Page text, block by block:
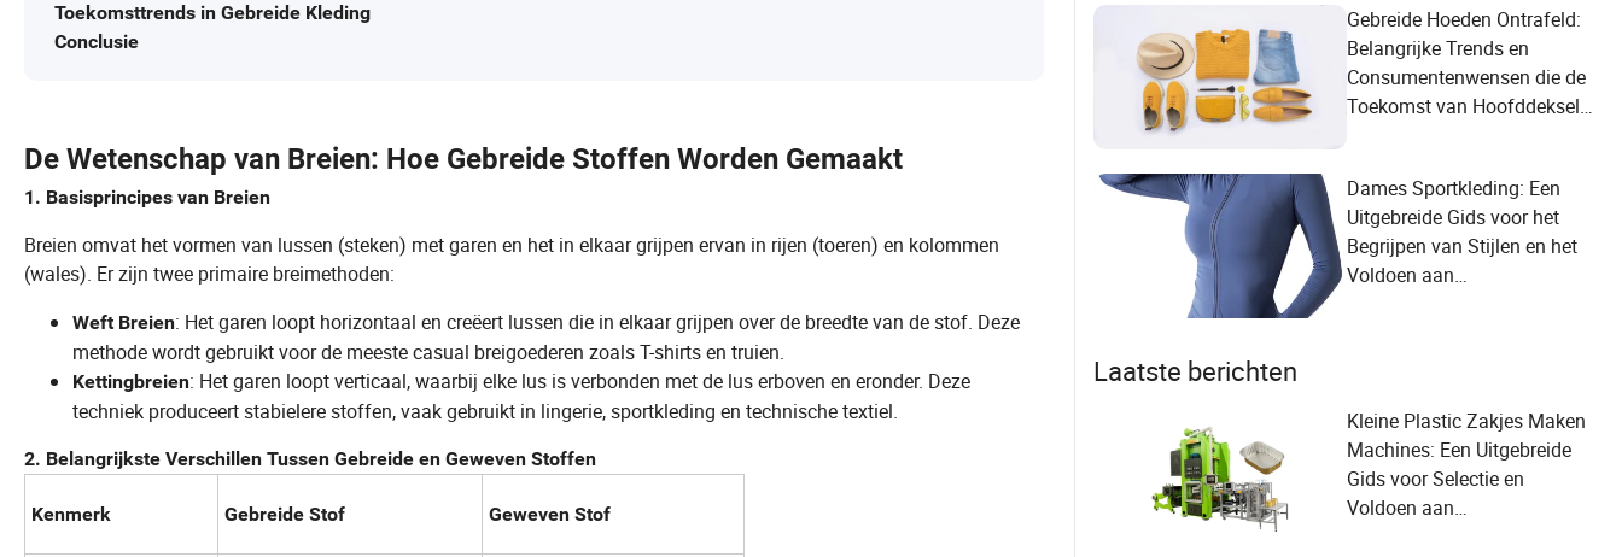
Toekomsttrends in Gebreide Kleding
Conclusie
De Wetenschap van Breien: Hoe Gebreide Stoffen Worden Gemaakt
1. Basisprincipes van Breien
Breien omvat het vormen van lussen (steken) met garen en het in elkaar grijpen ervan in rijen (toeren) en kolommen
(wales). Er zijn twee primaire breimethoden:
Weft Breien: Het garen loopt horizontaal en creëert lussen die in elkaar grijpen over de breedte van de stof. Deze
methode wordt gebruikt voor de meeste casual breigoederen zoals T-shirts en truien.
Kettingbreien: Het garen loopt verticaal, waarbij elke lus is verbonden met de lus erboven en eronder. Deze
techniek produceert stabielere stoffen, vaak gebruikt in lingerie, sportkleding en technische textiel.
2. Belangrijkste Verschillen Tussen Gebreide en Geweven Stoffen
Kenmerk Gebreide Stof Geweven Stof
Gebreide Hoeden Ontrafeld:
Belangrijke Trends en
Consumentenwensen die de
Toekomst van Hoofddeksels
Dames Sportkleding: Een
Uitgebreide Gids voor het
Begrijpen van Stijlen en het
Voldoen aan
Laatste berichten
Kleine Plastic Zakjes Maken
Machines: Een Uitgebreide
Gids voor Selectie en
Voldoen aan